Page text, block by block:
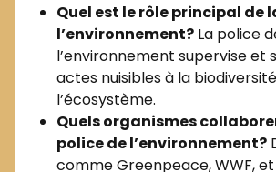
Quel est le rôle principal de
l’environnement? La police
l’environnement supervise et
actes nuisibles à la
l’écosystème.
Quels organismes
police de l’environnement?
comme Greenpeace, WWF, et